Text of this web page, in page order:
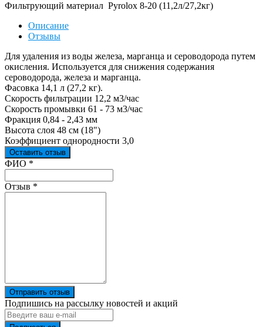
Фильтрующий материал Pyrolox 8-20 (11,2л/27,2кг)
Описание
Отзывы
Для удаления из воды железа, марганца и сероводорода путем
окисления. Используется для снижения содержания
сероводорода, железа и марганца.
Фасовка 14,1 л (27,2 кг).
Скорость фильтрации 12,2 м3/час
Скорость промывки 61 - 73 м3/час
Фракция 0,84 - 2,43 мм
Высота слоя 48 см (18")
Коэффициент однородности 3,0
Оставить отзыв
Ваш отзыв был отправлен!
ФИО *
Отзыв *
Отправить отзыв
Подпишись на рассылку новостей и акций